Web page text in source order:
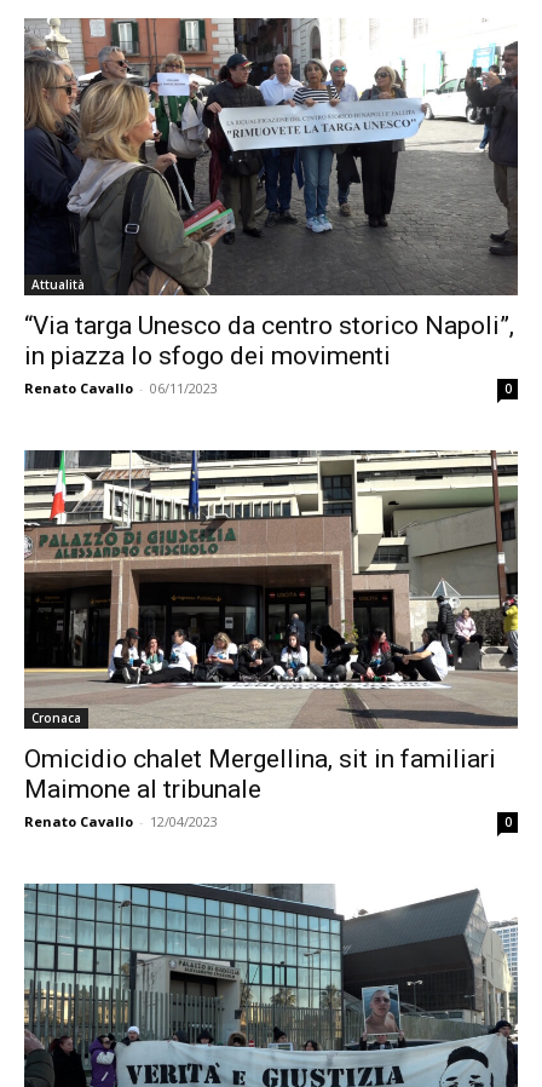
Attualità
“Via targa Unesco da centro storico Napoli”,
in piazza lo sfogo dei movimenti
Renato Cavallo - 06/11/2023 0
Cronaca
Omicidio chalet Mergellina, sit in familiari
Maimone al tribunale
Renato Cavallo - 12/04/2023 0